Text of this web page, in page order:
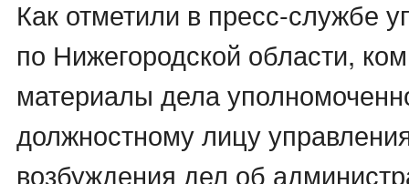
Как отметили в пресс-службе
по Нижегородской области,
материалы дела
должностному лицу
возбуждения дел об